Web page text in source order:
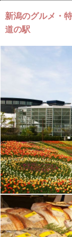
新潟のグルメ・
道の駅